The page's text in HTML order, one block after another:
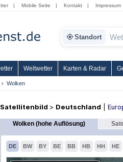
| Mobile Seite | Kontakt | Impressum
Standort
Weltwetter Karten & Radar
Wolken
Satellitenbild > Deutschland
Wolken (hohe Auflösung)
DE BW BY BE BB HB HH HE